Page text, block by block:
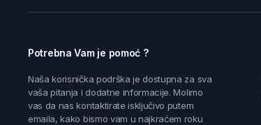
Potrebna Vam je pomoć ?
Naša korisnička podrška je dostupna za sva
vaša pitanja i dodatne informacije. Molimo
vas da nas kontaktirate isključivo putem
emaila, kako bismo vam u najkraćem roku